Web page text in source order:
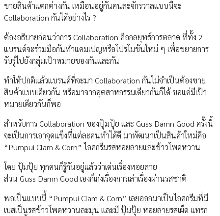
ขายสินค้าแตกต่างกัน เหมือนอยู่กันคนละจักรวาลแบบนี้จะ
Collaboration กันได้อย่างไร ?
ต้องอธิบายก่อนว่าการ Collaboration คือกลยุทธ์การตลาด ที่ทั้ง 2
แบรนด์จะร่วมมือกันทำแคมเปญหรือโปรโมชันใหม่ ๆ เพื่อขยายการ
รับรู้ไปยังกลุ่มเป้าหมายของกันและกัน
ทำให้ปกติแล้วแบรนด์ที่จะมา Collaboration กันไม่จำเป็นต้องขาย
สินค้าแบบเดียวกัน หรือมาจากอุตสาหกรรมเดียวกันก็ได้ ขอแค่มีเป้า
หมายเดียวกันก็พอ
สำหรับการ Collaboration ของปุ้มปุ้ย และ Guss Damn Good ครั้งนี้
จะเป็นการเอาจุดแข็งที่แต่ละคนทำได้ดี มาพัฒนาเป็นสินค้าใหม่คือ
“Pumpui Clam & Corn” ไอศกรีมรสหอยลายและข้าวโพดหวาน
โดย ปุ้มปุ้ย ทุกคนก็รู้กันอยู่แล้วว่าเด่นเรื่องหอยลาย
ส่วน Guss Damn Good เองก็เก่งเรื่องการเล่าเรื่องผ่านรสชาติ
พอเป็นแบบนี้ “Pumpui Clam & Corn” เลยออกมาเป็นไอศกรีมที่มี
เบสเป็นรสข้าวโพดหวานละมุน และมี ปุ้มปุ้ย หอยลายรสเผ็ด แทรก